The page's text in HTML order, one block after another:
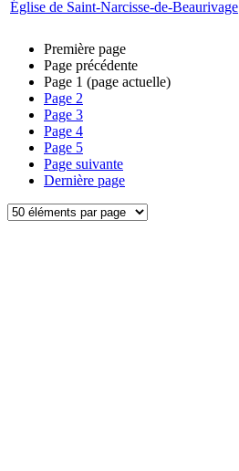
Église de Saint-Narcisse-de-Beaurivage
Première page
Page précédente
Page 1 (page actuelle)
Page 2
Page 3
Page 4
Page 5
Page suivante
Dernière page